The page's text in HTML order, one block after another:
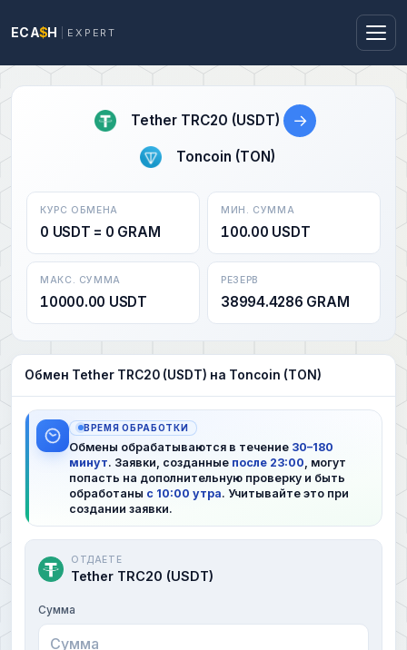
ECA$H EXPERT
Tether TRC20 (USDT) →
Toncoin (TON)
КУРС ОБМЕНА
0 USDT = 0 GRAM
МИН. СУММА
100.00 USDT
МАКС. СУММА
10000.00 USDT
РЕЗЕРВ
38994.4286 GRAM
Обмен Tether TRC20 (USDT) на Toncoin (TON)
ВРЕМЯ ОБРАБОТКИ
Обмены обрабатываются в течение 30–180
минут. Заявки, созданные после 23:00 , могут
попасть на дополнительную проверку и быть
обработаны с 10:00 утра. Учитывайте это при
создании заявки.
ОТДАЕТЕ
Tether TRC20 (USDT)
Сумма